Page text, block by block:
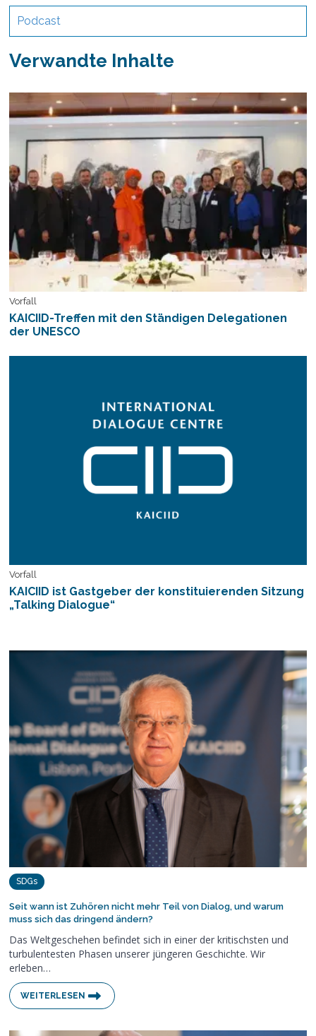
Podcast
Verwandte Inhalte
Vorfall
KAICIID-Treffen mit den Ständigen Delegationen
der UNESCO
Vorfall
KAICIID ist Gastgeber der konstituierenden Sitzung
„Talking Dialogue“
SDGs
Seit wann ist Zuhören nicht mehr Teil von Dialog, und warum
muss sich das dringend ändern?
Das Weltgeschehen befindet sich in einer der kritischsten und
turbulentesten Phasen unserer jüngeren Geschichte. Wir
erleben…
WEITERLESEN